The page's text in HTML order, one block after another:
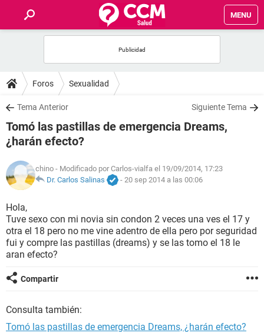
MENU
FOROS
SALUD
FAMILIA
NUTRICIÓN
SEXUALIDAD
GLOSARIO
Foros Sexualidad
Tema Anterior Siguiente Tema
Tomó las pastillas de emergencia Dreams,
¿harán efecto?
chino - Modificado por Carlos-vialfa el 19/09/2014, 17:23
Dr. Carlos Salinas
- 20 sep 2014 a las 00:06
Hola,
Tuve sexo con mi novia sin condon 2 veces una ves el 17 y
otra el 18 pero no me vine adentro de ella pero por seguridad
fui y compre las pastillas (dreams) y se las tomo el 18 le
aran efecto?
Compartir
Consulta también:
Tomó las pastillas de emergencia Dreams, ¿harán efecto?